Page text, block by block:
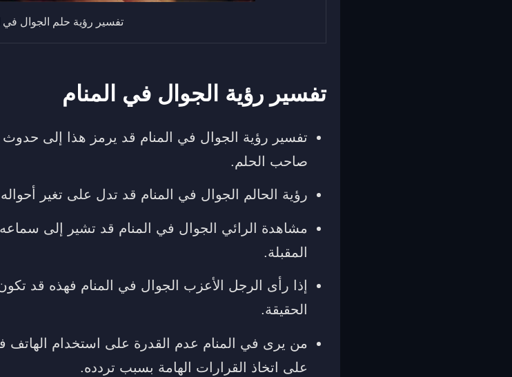
تفسير رؤية حلم الجوال في
تفسير رؤية الجوال في المنام
تفسير رؤية الجوال في المنام قد يرمز هذا إلى حدوث
صاحب الحلم.
رؤية الحالم الجوال في المنام قد تدل على تغير
مشاهدة الرائي الجوال في المنام قد تشير إلى سماعه
المقبلة.
إذا رأى الرجل الأعزب الجوال في المنام فهذه قد
الحقيقة.
من يرى في المنام عدم القدرة على استخدام الهاتف
على اتخاذ القرارات الهامة بسبب تردده.